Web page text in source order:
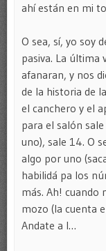
ahí están en mi
O sea, sí, yo soy
pasiva. La última
afanaran, y nos
de la historia de
el canchero y el
para el salón
uno), sale 14. O
algo por uno
habilidá pa los
más. Ah! cuando
mozo (la cuenta
Andate a l…